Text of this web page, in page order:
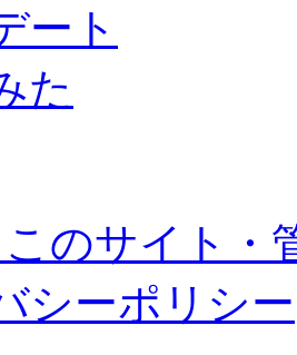
ート
た
のサイト・
シーポリシー